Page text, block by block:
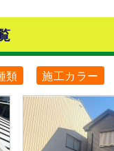
類 施工カラー